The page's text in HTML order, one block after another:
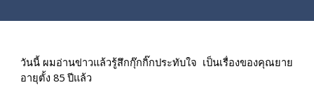
วันนี้ ผมอ่านข่าวแล้วรู้สึกกุ๊กกิ๊กประทับใจ  เป็นเรื่องของคุณยาย
อายุตั้ง 85 ปีแล้ว